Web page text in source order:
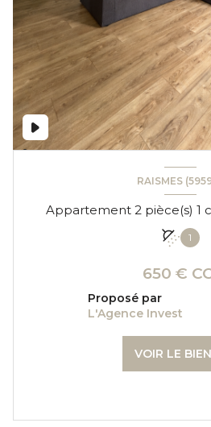
RAISMES
1
650 €
Proposé par
L'Agence Invest
VOIR LE BIEN